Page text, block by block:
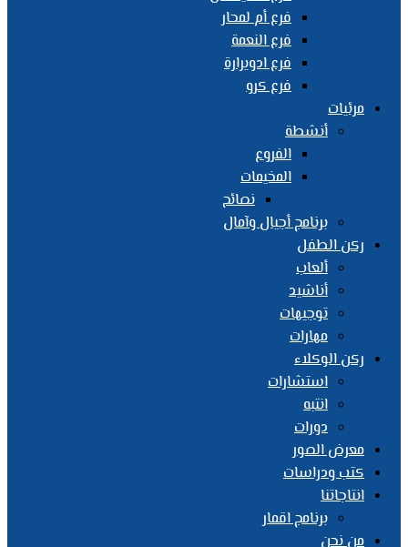
فرع أم لمحار
فرع النعمة
فرع ادويرارة
فرع كرو
مرئيات
أنشطة
الفروع
المخيمات
نصائح
برنامج أجيال وآمال
ركن الطفل
ألعاب
أناشيد
توجيهات
مهارات
ركن الوكلاء
استشارات
انتبه
دورات
معرض الصور
كتب ودراسات
انتاجاتنا
برنامج اقمار
من نحن